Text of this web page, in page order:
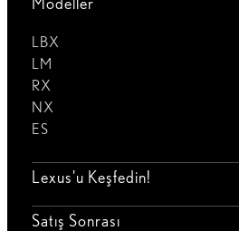
LBX
LM
RX
NX
ES
Lexus'u Keşfedin!
Satış Sonrası